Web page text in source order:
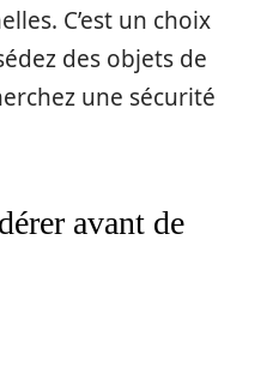
C’est un choix
des objets de
une sécurité
avant de